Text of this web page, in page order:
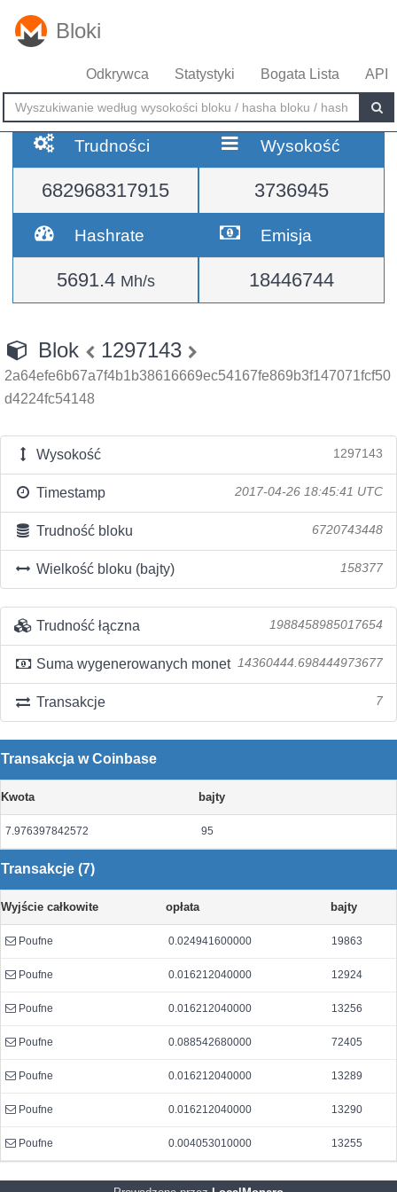
Bloki
Odkrywca Statystyki Bogata Lista API
Trudności
682968317915
Wysokość
3736945
Hashrate
5691.4 Mh/s
Emisja
18446744
Blok 1297143
2a64efe6b67a7f4b1b38616669ec54167fe869b3f147071fcf50
d4224fc54148
Wysokość 1297143
Timestamp 2017-04-26 18:45:41 UTC
Trudność bloku 6720743448
Wielkość bloku (bajty) 158377
Trudność łączna 1988458985017654
Suma wygenerowanych monet 14360444.698444973677
Transakcje 7
Transakcja w Coinbase
Kwota bajty
7.976397842572 95
Transakcje (7)
Wyjście całkowite opłata bajty
Poufne 0.024941600000 19863
Poufne 0.016212040000 12924
Poufne 0.016212040000 13256
Poufne 0.088542680000 72405
Poufne 0.016212040000 13289
Poufne 0.016212040000 13290
Poufne 0.004053010000 13255